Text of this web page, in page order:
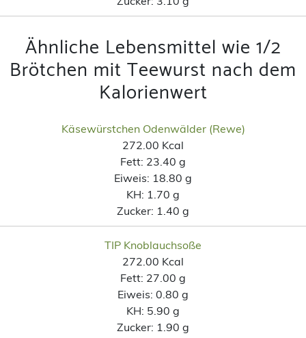
Ähnliche Lebensmittel wie 1/2
Brötchen mit Teewurst nach dem
Kalorienwert
Käsewürstchen Odenwälder (Rewe)
272.00 Kcal
Fett: 23.40 g
Eiweis: 18.80 g
KH: 1.70 g
Zucker: 1.40 g
TIP Knoblauchsoße
272.00 Kcal
Fett: 27.00 g
Eiweis: 0.80 g
KH: 5.90 g
Zucker: 1.90 g